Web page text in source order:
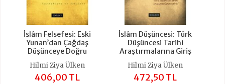
İslâm Felsefesi: Eski
Yunan’dan Çağdaş
Düşünceye Doğru
Hilmi Ziya Ülken
406,00 TL
İslâm Düşüncesi: Türk
Düşüncesi Tarihi
Araştırmalarına Giriş
Hilmi Ziya Ülken
472,50 TL